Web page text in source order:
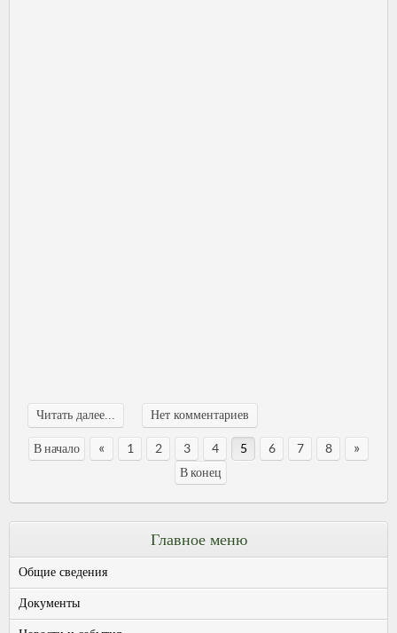
Читать далее... Нет комментариев
В начало « 1 2 3 4 5 6 7 8 »
В конец
Главное меню
Общие сведения
Документы